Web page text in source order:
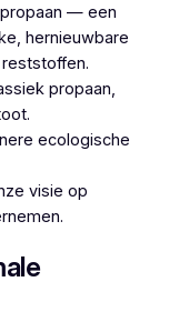
— een
hernieuwbare
propaan,
ecologische
visie op